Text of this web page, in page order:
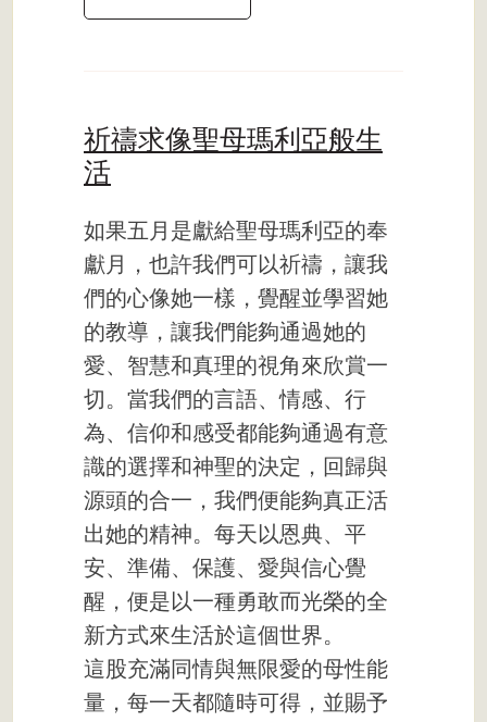
祈禱求像聖母瑪利亞般生
活
如果五月是獻給聖母瑪利亞的奉
獻月，也許我們可以祈禱，讓我
們的心像她一樣，覺醒並學習她
的教導，讓我們能夠通過她的
愛、智慧和真理的視角來欣賞一
切。當我們的言語、情感、行
為、信仰和感受都能夠通過有意
識的選擇和神聖的決定，回歸與
源頭的合一，我們便能夠真正活
出她的精神。每天以恩典、平
安、準備、保護、愛與信心覺
醒，便是以一種勇敢而光榮的全
新方式來生活於這個世界。
這股充滿同情與無限愛的母性能
量，每一天都隨時可得，並賜予